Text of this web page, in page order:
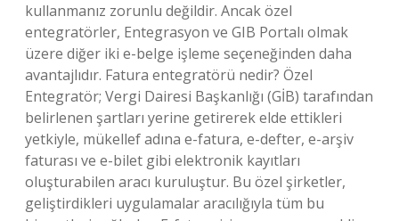
kullanmanız zorunlu değildir. Ancak özel
entegratörler, Entegrasyon ve GIB Portalı olmak
üzere diğer iki e-belge işleme seçeneğinden daha
avantajlıdır. Fatura entegratörü nedir? Özel
Entegratör; Vergi Dairesi Başkanlığı (GİB) tarafından
belirlenen şartları yerine getirerek elde ettikleri
yetkiyle, mükellef adına e-fatura, e-defter, e-arşiv
faturası ve e-bilet gibi elektronik kayıtları
oluşturabilen aracı kuruluştur. Bu özel şirketler,
geliştirdikleri uygulamalar aracılığıyla tüm bu